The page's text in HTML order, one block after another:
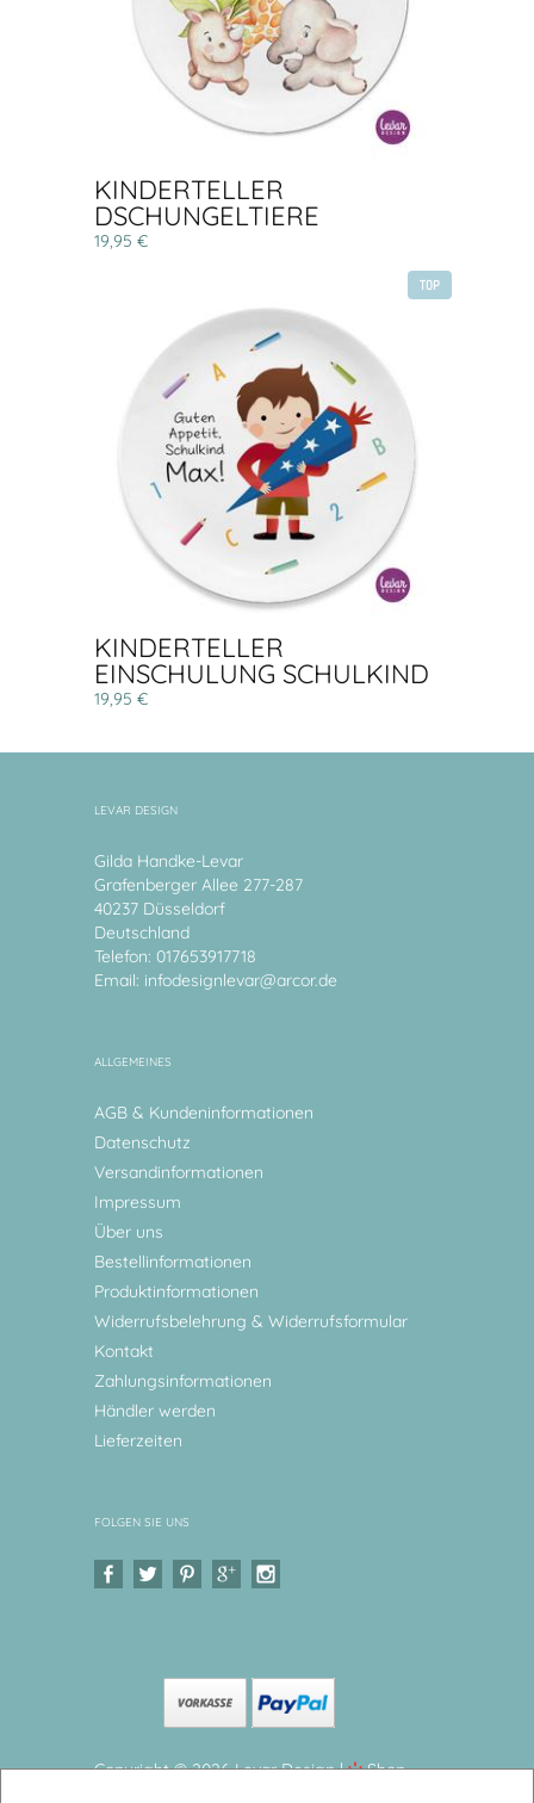
KINDERTELLER
DSCHUNGELTIERE
19,95 €
TOP
KINDERTELLER
EINSCHULUNG SCHULKIND
19,95 €
LEVAR DESIGN
Gilda Handke-Levar
Grafenberger Allee 277-287
40237 Düsseldorf
Deutschland
Telefon: 017653917718
Email: infodesignlevar@arcor.de
ALLGEMEINES
AGB & Kundeninformationen
Datenschutz
Versandinformationen
Impressum
Über uns
Bestellinformationen
Produktinformationen
Widerrufsbelehrung & Widerrufsformular
Kontakt
Zahlungsinformationen
Händler werden
Lieferzeiten
FOLGEN SIE UNS
Copyright © 2026 Levar Design |
Shop